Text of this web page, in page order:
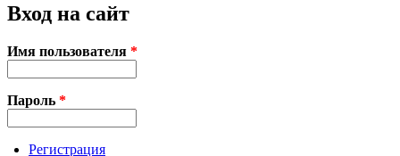
Вход на сайт
Имя пользователя *
Пароль *
Регистрация